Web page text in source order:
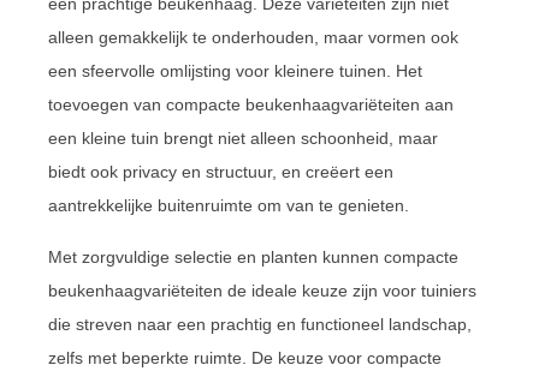
alleen gemakkelijk te onderhouden, maar vormen ook
een sfeervolle omlijsting voor kleinere tuinen. Het
toevoegen van compacte beukenhaagvariëteiten aan
een kleine tuin brengt niet alleen schoonheid, maar
biedt ook privacy en structuur, en creëert een
aantrekkelijke buitenruimte om van te genieten.
Met zorgvuldige selectie en planten kunnen compacte
beukenhaagvariëteiten de ideale keuze zijn voor tuiniers
die streven naar een prachtig en functioneel landschap,
zelfs met beperkte ruimte. De keuze voor compacte